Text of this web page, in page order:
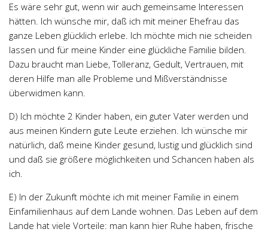
Es wäre sehr gut, wenn wir auch gemeinsame Interessen
hätten. Ich wünsche mir, daß ich mit meiner Ehefrau das
ganze Leben glücklich erlebe. Ich möchte mich nie scheiden
lassen und für meine Kinder eine glückliche Familie bilden.
Dazu braucht man Liebe, Tolleranz, Gedult, Vertrauen, mit
deren Hilfe man alle Probleme und Mißverständnisse
überwidmen kann.
D) Ich möchte 2 Kinder haben, ein guter Vater werden und
aus meinen Kindern gute Leute erziehen. Ich wünsche mir
natürlich, daß meine Kinder gesund, lustig und glücklich sind
und daß sie größere möglichkeiten und Schancen haben als
ich.
E) In der Zukunft möchte ich mit meiner Familie in einem
Einfamilienhaus auf dem Lande wohnen. Das Leben auf dem
Lande hat viele Vorteile: man kann hier Ruhe haben, frische